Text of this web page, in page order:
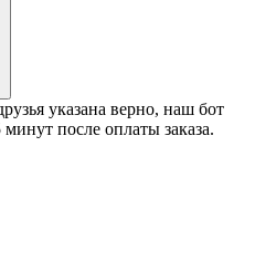
указана верно, наш бот
после оплаты заказа.